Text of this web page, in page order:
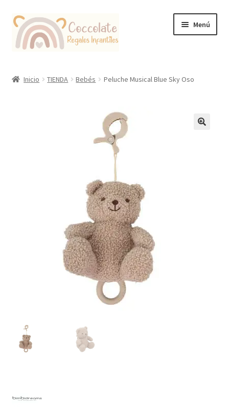
Ir
la
Ir
contenido
Menú
Inicio TIENDA Bebés Peluche Musical Blue Sky Oso